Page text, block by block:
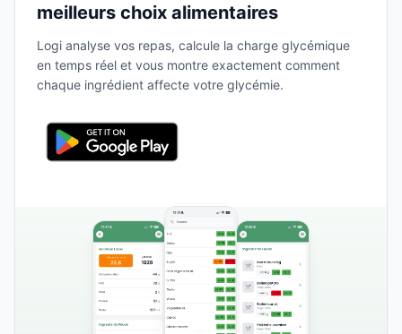
meilleurs choix alimentaires
Logi analyse vos repas, calcule la charge glycémique
en temps réel et vous montre exactement comment
chaque ingrédient affecte votre glycémie.